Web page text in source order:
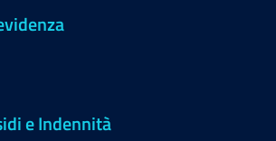
e Indennità